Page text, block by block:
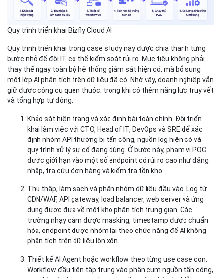
Quy trình triển khai Bizfly Cloud AI
Quy trình triển khai trong case study này được chia thành từng
bước nhỏ để đội IT có thể kiểm soát rủi ro. Mục tiêu không phải
thay thế ngay toàn bộ hệ thống giám sát hiện có, mà bổ sung
một lớp AI phân tích trên dữ liệu đã có. Nhờ vậy, doanh nghiệp vẫn
giữ được công cụ quen thuộc, trong khi có thêm năng lực truy vết
và tổng hợp tự động.
Khảo sát hiện trạng và xác định bài toán chính. Đội triển
khai làm việc với CTO, Head of IT, DevOps và SRE để xác
định nhóm API thường bị tấn công, nguồn log hiện có và
quy trình xử lý sự cố đang dùng. Ở bước này, phạm vi POC
được giới hạn vào một số endpoint có rủi ro cao như đăng
nhập, tra cứu đơn hàng và kiểm tra tồn kho.
Thu thập, làm sạch và phân nhóm dữ liệu đầu vào. Log từ
CDN/WAF, API gateway, load balancer, web server và ứng
dụng được đưa về một kho phân tích trung gian. Các
trường nhạy cảm được masking, timestamp được chuẩn
hóa, endpoint được nhóm lại theo chức năng để AI không
phân tích trên dữ liệu lộn xộn.
Thiết kế AI Agent hoặc workflow theo từng use case con.
Workflow đầu tiên tập trung vào phân cụm nguồn tấn công,